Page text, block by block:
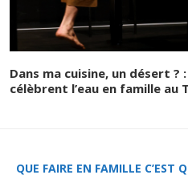
Dans ma cuisine, un désert ?
célèbrent l’eau en famille au
QUE FAIRE EN FAMILLE C’EST